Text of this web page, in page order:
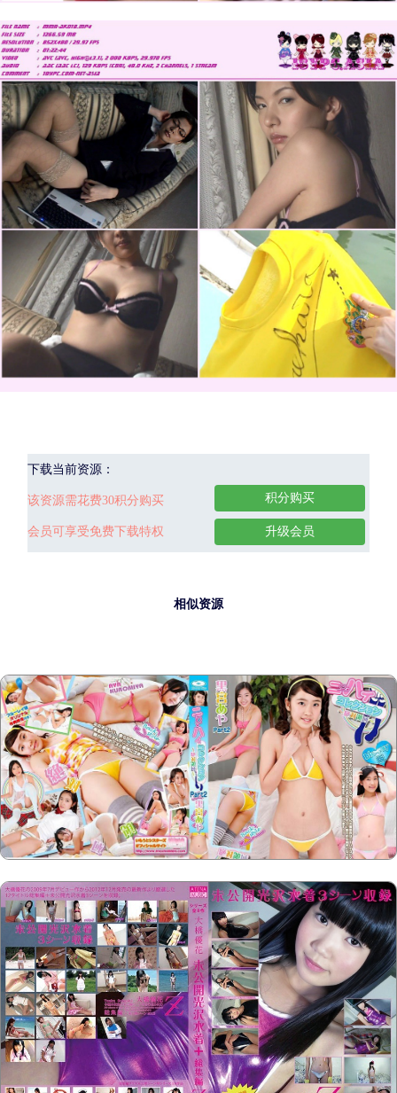
下载当前资源：
该资源需花费30积分购买
会员可享受免费下载特权
积分购买
升级会员
相似资源